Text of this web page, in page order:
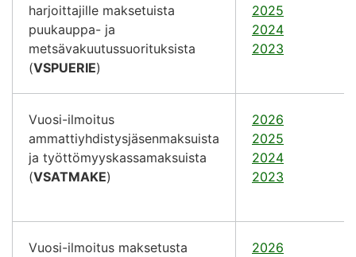
harjoittajille maksetuista
puukauppa- ja
metsävakuutussuorituksista
(VSPUERIE)
2025
2024
2023
Vuosi-ilmoitus
ammattiyhdistysjäsenmaksuista
ja työttömyyskassamaksuista
(VSATMAKE)
2026
2025
2024
2023
Vuosi-ilmoitus maksetusta
2026